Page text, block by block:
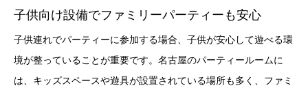
子供向け設備でファミリーパーティーも安心
子供連れでパーティーに参加する場合、子供が安心して遊べる環
境が整っていることが重要です。名古屋のパーティールームに
は、キッズスペースや遊具が設置されている場所も多く、ファミ